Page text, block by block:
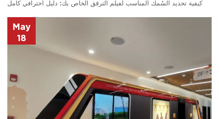
كيفية تحديد السُمك المناسب لفيلم الترقق الخاص بك: دليل احترافي كامل
May
18